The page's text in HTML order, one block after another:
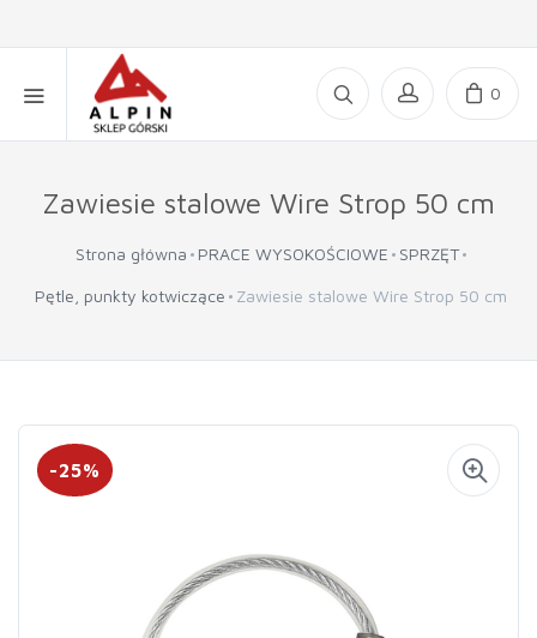
0
Zawiesie stalowe Wire Strop 50 cm
Strona główna PRACE WYSOKOŚCIOWE SPRZĘT
Pętle, punkty kotwiczące Zawiesie stalowe Wire Strop 50 cm
-25%